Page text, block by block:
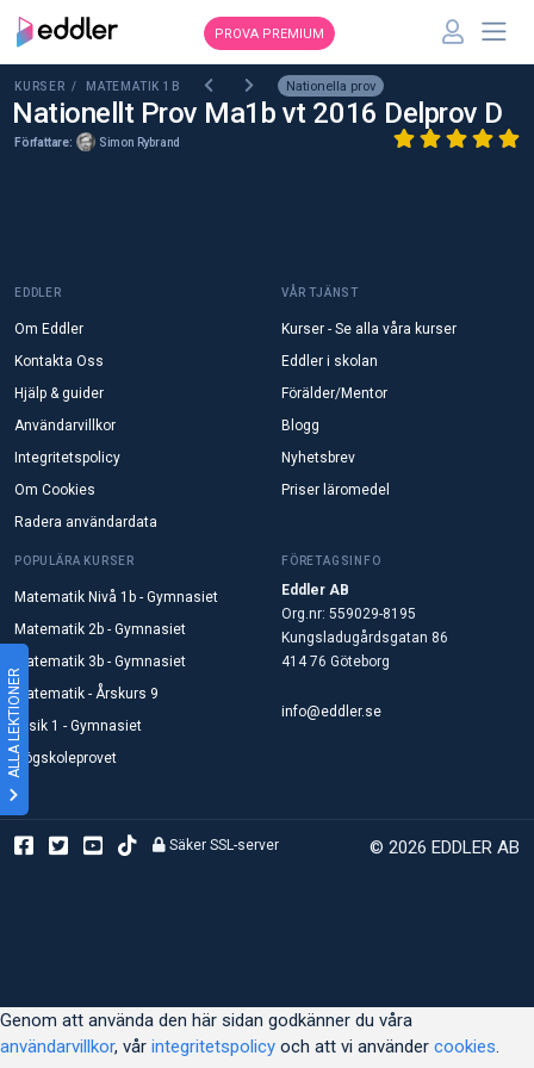
ALLA LEKTIONER
PROVA PREMIUM
KURSER / MATEMATIK 1B Nationella prov
Nationellt Prov Ma1b vt 2016 Delprov D
Författare: Simon Rybrand
EDDLER
Om Eddler
Kontakta Oss
Hjälp & guider
Användarvillkor
Integritetspolicy
Om Cookies
Radera användardata
VÅR TJÄNST
Kurser - Se alla våra kurser
Eddler i skolan
Förälder/Mentor
Blogg
Nyhetsbrev
Priser läromedel
POPULÄRA KURSER
Matematik Nivå 1b - Gymnasiet
Matematik 2b - Gymnasiet
Matematik 3b - Gymnasiet
Matematik - Årskurs 9
Fysik 1 - Gymnasiet
Högskoleprovet
FÖRETAGSINFO
Eddler AB
Org.nr: 559029-8195
Kungsladugårdsgatan 86
414 76 Göteborg
info@eddler.se
© 2026 EDDLER AB
Säker SSL-server
Genom att använda den här sidan godkänner du våra
användarvillkor, vår integritetspolicy och att vi använder cookies.